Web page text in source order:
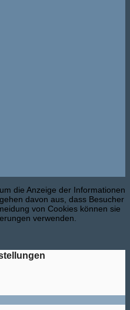
die Anzeige der Informationen
davon aus, dass Besucher
von Cookies können sie
verwenden.